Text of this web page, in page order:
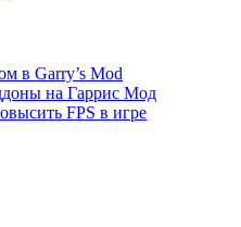
в Garry’s Mod
на Гаррис Мод
FPS в игре